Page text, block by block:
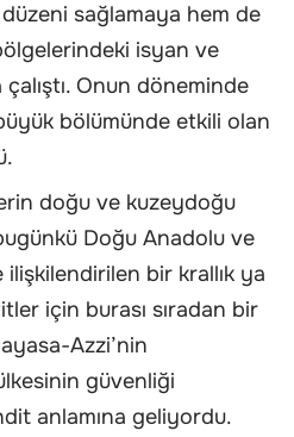
sağlamaya hem de
isyan ve
Onun döneminde
bölümünde etkili olan
doğu ve kuzeydoğu
Doğu Anadolu ve
ilişkilendirilen bir krallık ya
için burası sıradan bir
Azzi’nin
güvenliği
anlamına geliyordu.